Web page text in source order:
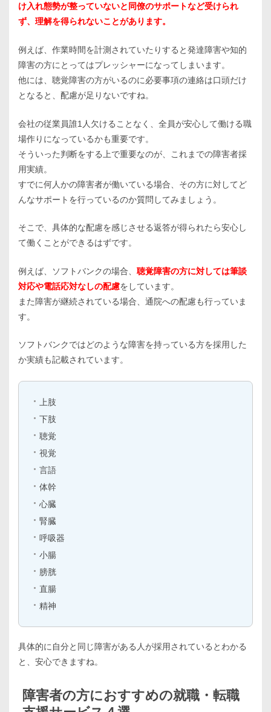
け入れ態勢が整っていないと同僚のサポートなど受けられ
ず、理解を得られないことがあります。
例えば、作業時間を計測されていたりすると発達障害や知的
障害の方にとってはプレッシャーになってしまいます。
他には、聴覚障害の方がいるのに必要事項の連絡は口頭だけ
となると、配慮が足りないですね。
会社の従業員誰1人欠けることなく、全員が安心して働ける職
場作りになっているかも重要です。
そういった判断をする上で重要なのが、これまでの障害者採
用実績。
すでに何人かの障害者が働いている場合、その方に対してど
んなサポートを行っているのか質問してみましょう。
そこで、具体的な配慮を感じさせる返答が得られたら安心し
て働くことができるはずです。
例えば、ソフトバンクの場合、 聴覚障害の方に対しては筆談
対応や電話応対なしの配慮をしています。
また障害が継続されている場合、通院への配慮も行っていま
す。
ソフトバンクではどのような障害を持っている方を採用した
か実績も記載されています。
上肢
下肢
聴覚
視覚
言語
体幹
心臓
腎臓
呼吸器
小腸
膀胱
直腸
精神
具体的に自分と同じ障害がある人が採用されているとわかる
と、安心できますね。
障害者の方におすすめの就職・転職